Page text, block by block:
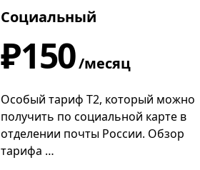
Социальный
₽150/месяц
Особый тариф Т2, который можно
получить по социальной карте в
отделении почты России. Обзор
тарифа …